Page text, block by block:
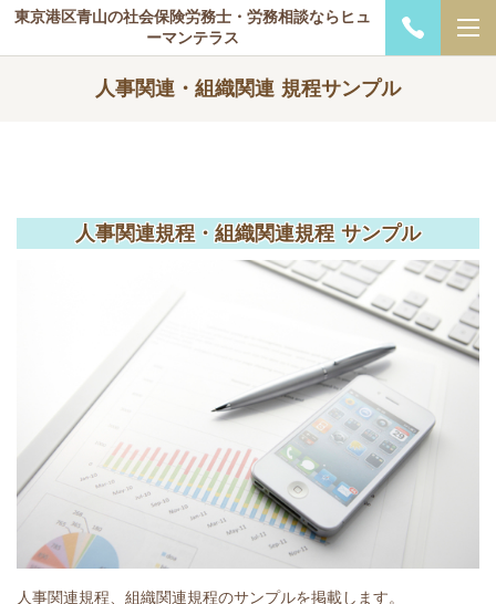
東京港区青山の社会保険労務士・労務相談ならヒュ
ーマンテラス
人事関連・組織関連 規程サンプル
人事関連規程・組織関連規程 サンプル
人事関連規程、組織関連規程のサンプルを掲載します。